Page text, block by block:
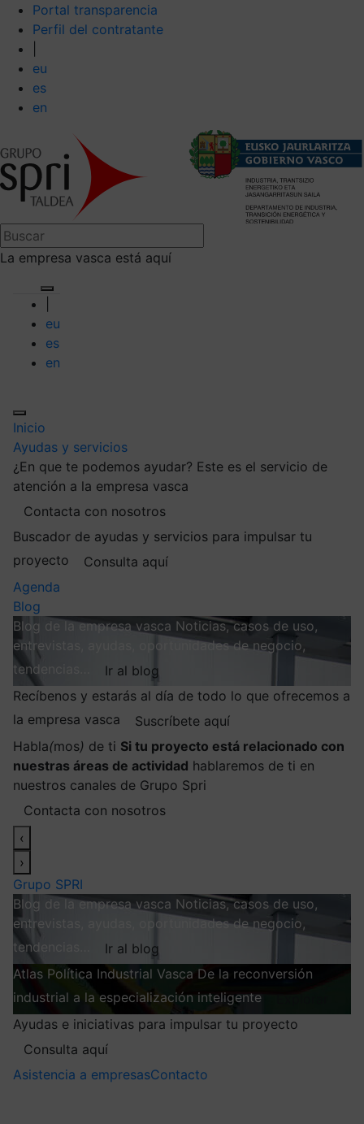
Portal transparencia
Perfil del contratante
eu
es
en
La empresa vasca está aquí
eu
es
en
Inicio
Ayudas y servicios
¿En que te podemos ayudar? Este es el servicio de
atención a la empresa vasca
Contacta con nosotros
Buscador de ayudas y servicios para impulsar tu
proyecto
Consulta aquí
Agenda
Blog
Blog de la empresa vasca Noticias, casos de uso,
entrevistas, ayudas, oportunidades de negocio,
tendencias…
Ir al blog
Recíbenos y estarás al día de todo lo que ofrecemos a
la empresa vasca
Suscríbete aquí
Habla(mos) de ti Si tu proyecto está relacionado con
nuestras áreas de actividad hablaremos de ti en
nuestros canales de Grupo Spri
Contacta con nosotros
‹
›
Grupo SPRI
Blog de la empresa vasca Noticias, casos de uso,
entrevistas, ayudas, oportunidades de negocio,
tendencias…
Ir al blog
Atlas Política Industrial Vasca De la reconversión
industrial a la especialización inteligente
Ayudas e iniciativas para impulsar tu proyecto
Consulta aquí
Asistencia a empresasContacto